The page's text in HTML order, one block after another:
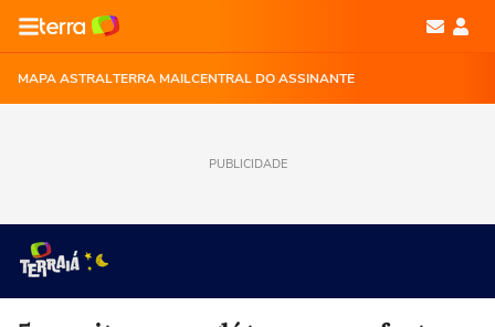
MAPA ASTRALTERRA MAILCENTRAL DO ASSINANTE
PUBLICIDADE